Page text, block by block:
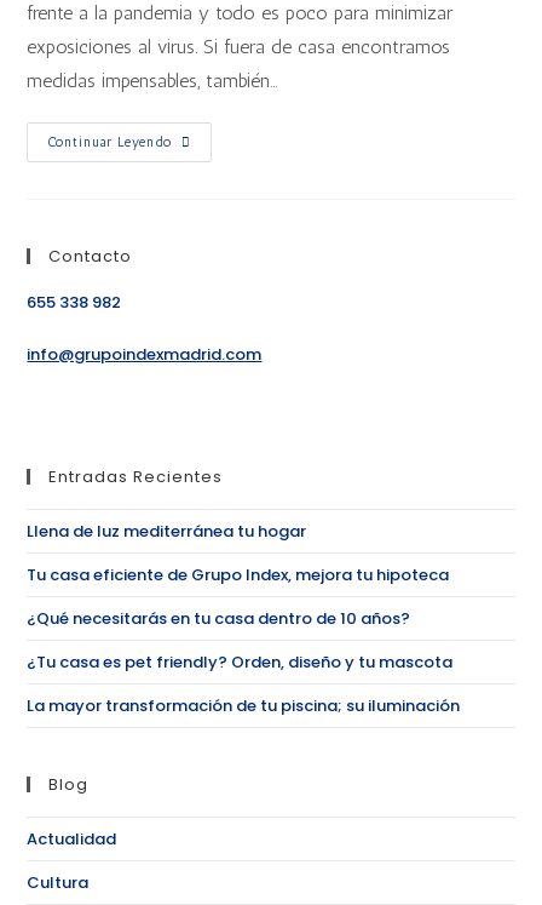
frente a la pandemia y todo es poco para minimizar
exposiciones al virus. Si fuera de casa encontramos
medidas impensables, también…
Continuar Leyendo
Contacto
655 338 982
info@grupoindexmadrid.com
Entradas Recientes
Llena de luz mediterránea tu hogar
Tu casa eficiente de Grupo Index, mejora tu hipoteca
¿Qué necesitarás en tu casa dentro de 10 años?
¿Tu casa es pet friendly? Orden, diseño y tu mascota
La mayor transformación de tu piscina; su iluminación
Blog
Actualidad
Cultura